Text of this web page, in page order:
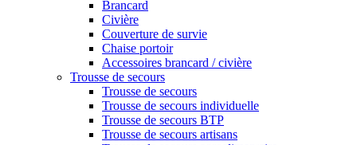
Brancard
Civière
Couverture de survie
Chaise portoir
Accessoires brancard / civière
Trousse de secours
Trousse de secours
Trousse de secours individuelle
Trousse de secours BTP
Trousse de secours artisans